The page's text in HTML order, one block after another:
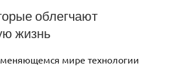
облегчают
жизнь
мире технологии